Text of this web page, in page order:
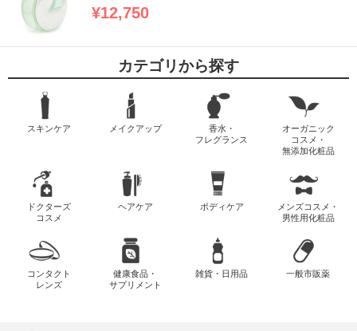
¥12,750
カテゴリから探す
スキンケア メイクアップ
香水・
フレグランス
オーガニック
コスメ・
無添加化粧品
ドクターズ
コスメ
ヘアケア ボディケア
メンズコスメ・
男性用化粧品
コンタクト
レンズ
健康食品・
サプリメント
雑貨・日用品 一般市販薬